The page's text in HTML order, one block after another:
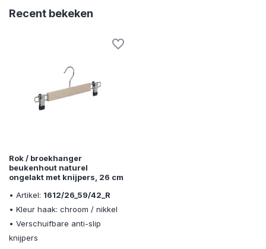
Recent bekeken
Rok / broekhanger
beukenhout naturel
ongelakt met knijpers, 26 cm
• Artikel: 1612/26_59/42_R
• Kleur haak: chroom / nikkel
• Verschuifbare anti-slip
knijpers